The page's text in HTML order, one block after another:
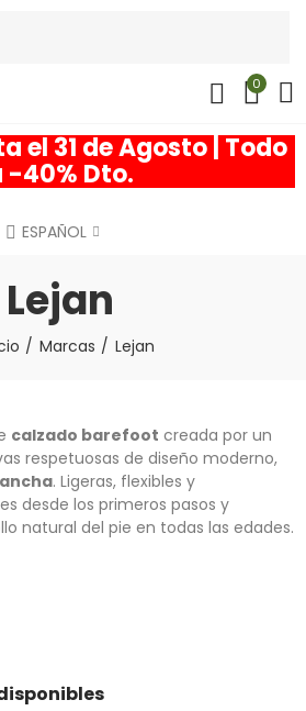
0
el 31 de Agosto | Todo
-40% Dto.
ESPAÑOL
Lejan
Marcas Lejan
calzado barefoot creada por un
respetuosas de diseño moderno,
. Ligeras, flexibles y
desde los primeros pasos y
natural del pie en todas las edades.